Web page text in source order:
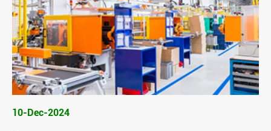
10-Dec-2024